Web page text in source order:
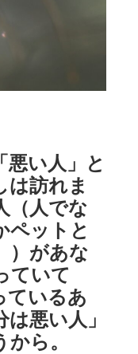
悪い人」と
は訪れま
（人でな
ペットと
）があな
ていて
ているあ
悪い人」
ら。